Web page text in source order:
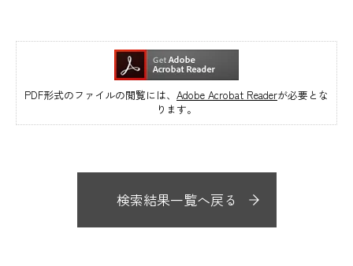
PDF形式のファイルの閲覧には、 Adobe Acrobat Readerが必要とな
ります。
検索結果一覧へ戻る